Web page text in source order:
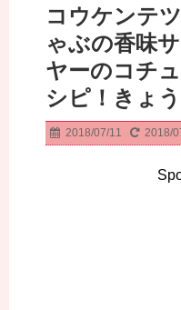
コウケンテ
ゃぶの香味
ヤーのコチ
シピ！きょ
2018/07/11 2018/